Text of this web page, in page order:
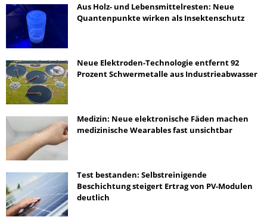
Aus Holz- und Lebensmittelresten: Neue
Quantenpunkte wirken als Insektenschutz
Neue Elektroden-Technologie entfernt 92
Prozent Schwermetalle aus Industrieabwasser
Medizin: Neue elektronische Fäden machen
medizinische Wearables fast unsichtbar
Test bestanden: Selbstreinigende
Beschichtung steigert Ertrag von PV-Modulen
deutlich